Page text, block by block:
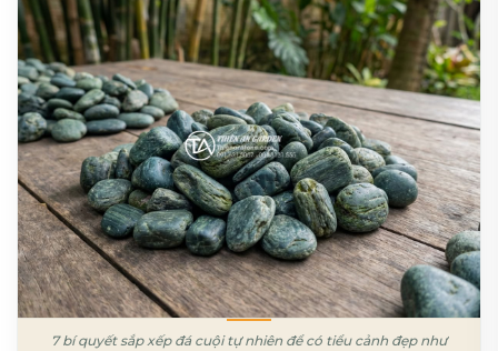
7 bí quyết sắp xếp đá cuội tự nhiên để có tiểu cảnh đẹp như